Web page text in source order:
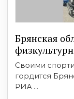
Брянская
Своими
гордится
РИА ...